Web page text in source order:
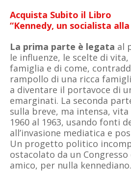
Acquista Subito il Libro
“Kennedy, un socialista alla
La prima parte è legata al
le influenze, le scelte di
famiglia e di come,
rampollo di una ricca
a diventare il portavoce di
emarginati. La seconda
sulla breve, ma intensa,
1960 al 1963, usando fonti
all’invasione mediatica e
Un progetto politico
ostacolato da un
amico, per nulla kennediano.